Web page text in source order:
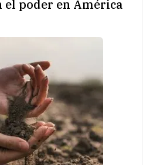
el poder en América